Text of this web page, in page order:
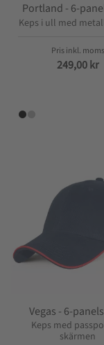
Portland - 6-
Keps i ull med
249,00kr
Vegas - 6-
Keps med
skärmen